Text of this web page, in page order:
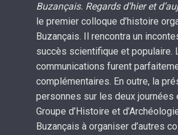
Buzançais. Regards d’hier et
le premier colloque d’histoire
Buzançais. Il rencontra un
succès scientifique et populaire.
communications furent
complémentaires. En outre, la
personnes sur les deux journées
Groupe d’Histoire et
Buzançais à organiser d’autres